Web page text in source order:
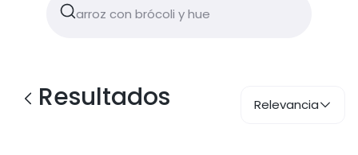
Resultados Relevancia